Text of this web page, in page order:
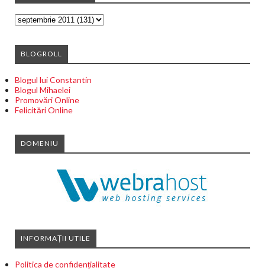
BLOGROLL
Blogul lui Constantin
Blogul Mihaelei
Promovări Online
Felicitări Online
DOMENIU
INFORMAȚII UTILE
Politica de confidențialitate